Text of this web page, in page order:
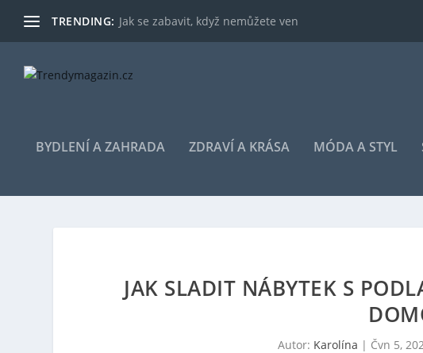
TRENDING: Jak se zabavit, když nemůžete ven
BYDLENÍ A ZAHRADA ZDRAVÍ A KRÁSA MÓDA A STYL
JAK SLADIT NÁBYTEK S
Autor: Karolína | Čvn 5,